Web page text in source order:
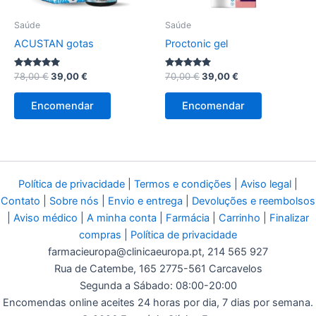
Saúde
ACUSTAN gotas
Avaliação
4.80
de 5
78,00€O
original
era:
39,00€
é:
Encomendar
Saúde
Proctonic gel
Avaliação
4.86
de 5
70,00€O
original
era:
39,00€
é:
Encomendar
Política de privacidade Termos e condições Aviso legal
Contato
Sobre nós Envio e entrega
Devoluções e reembolsos
Aviso médico A minha conta Farmácia Carrinho
Finalizar
compras
Política de privacidade
farmacieuropa@clinicaeuropa.pt, 214 565 927
Rua de Catembe, 165 2775-561 Carcavelos
Segunda a Sábado: 08:00-20:00
Encomendas online aceites 24 horas por dia, 7 dias por semana.